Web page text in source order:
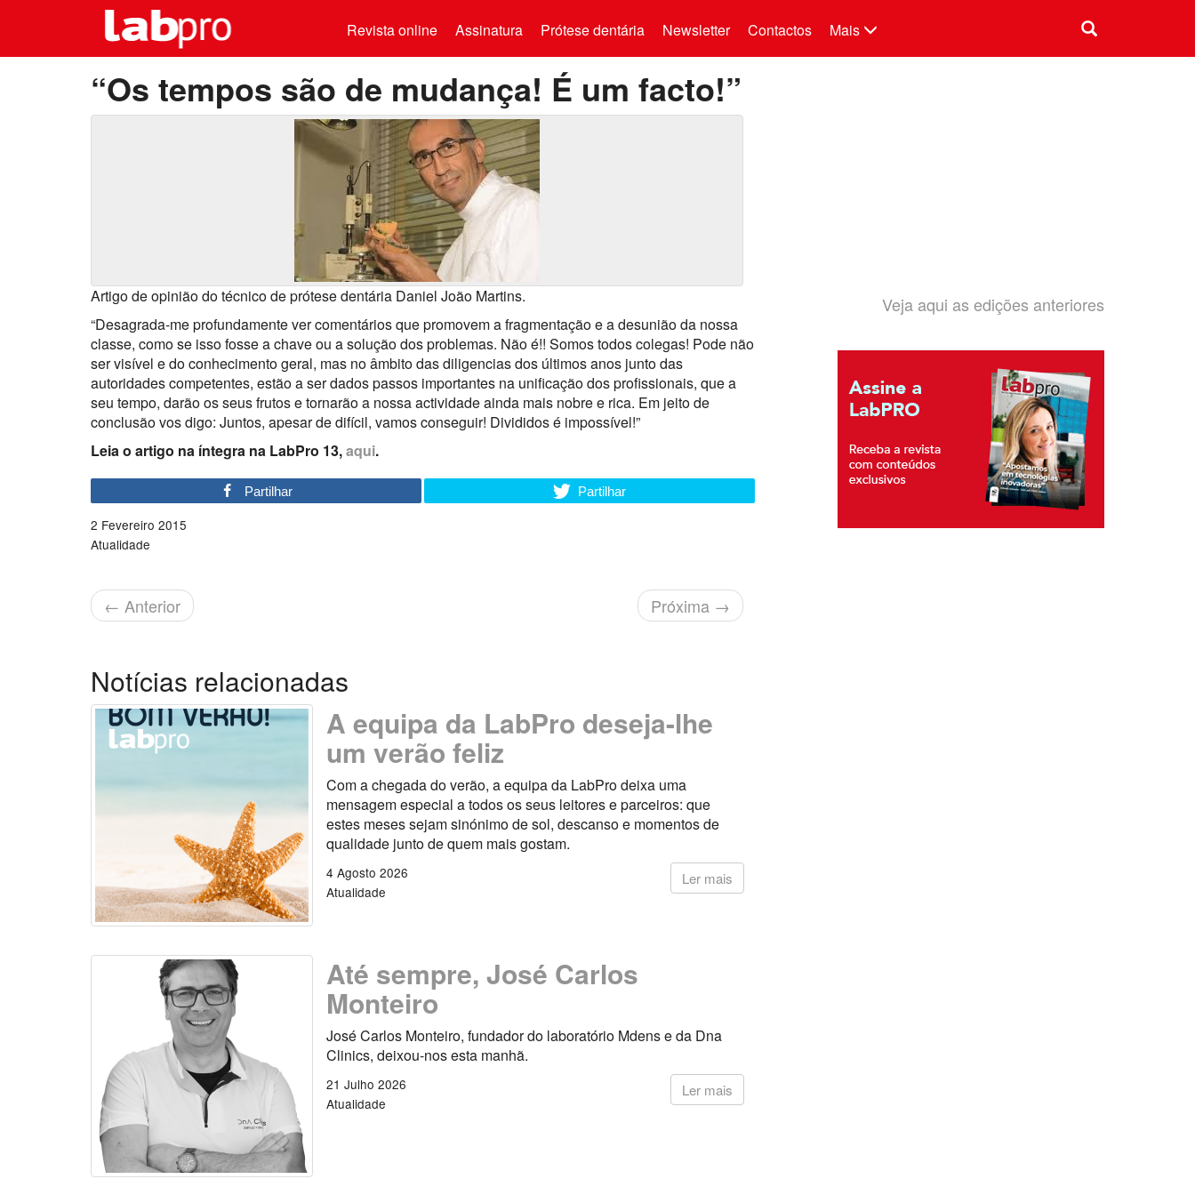
Mais
Revista online Assinatura Prótese dentária Newsletter Contactos
“Os tempos são de mudança! É um facto!”
Artigo de opinião do técnico de prótese dentária Daniel João Martins.
“Desagrada-me profundamente ver comentários que promovem a fragmentação e a desunião da nossa
classe, como se isso fosse a chave ou a solução dos problemas. Não é!! Somos todos colegas! Pode não
ser visível e do conhecimento geral, mas no âmbito das diligencias dos últimos anos junto das
autoridades competentes, estão a ser dados passos importantes na unificação dos profissionais, que a
seu tempo, darão os seus frutos e tornarão a nossa actividade ainda mais nobre e rica. Em jeito de
conclusão vos digo: Juntos, apesar de difícil, vamos conseguir! Divididos é impossível!”
Leia o artigo na íntegra na LabPro 13,aqui.
Partilhar Partilhar
2 Fevereiro 2015
Atualidade
← Anterior Próxima →
Veja aqui as edições anteriores
Notícias relacionadas
A equipa da LabPro deseja-lhe
um verão feliz
Com a chegada do verão, a equipa da LabPro deixa uma
mensagem especial a todos os seus leitores e parceiros: que
estes meses sejam sinónimo de sol, descanso e momentos de
qualidade junto de quem mais gostam.
Ler mais
4 Agosto 2026
Atualidade
Até sempre, José Carlos
Monteiro
José Carlos Monteiro, fundador do laboratório Mdens e da Dna
Clinics, deixou-nos esta manhã.
Ler mais
21 Julho 2026
Atualidade